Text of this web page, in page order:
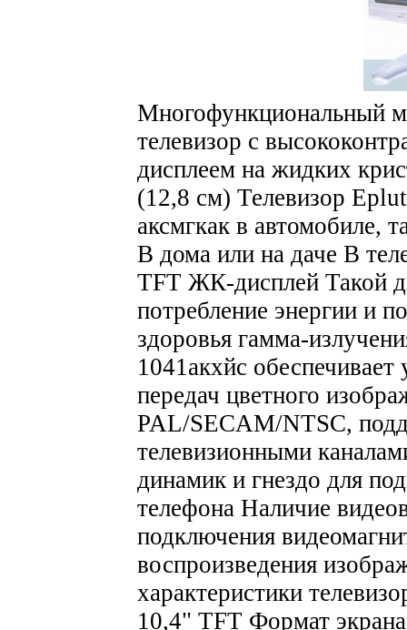
Многофункциональный
телевизор с
дисплеем на жидких
(12,8 см) Телевизор
аксмгкак в автомобиле,
В дома или на даче В
TFT ЖК-дисплей Такой
потребление энергии и
здоровья гамма-
1041акхйс
передач цветного
PAL/SECAM/NTSC,
телевизионными
динамик и гнездо для
телефона Наличие
подключения
воспроизведения
характеристики
10,4" TFT Формат